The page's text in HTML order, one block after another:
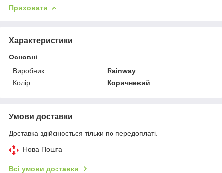
Приховати
Характеристики
Основні
Виробник
Rainway
Колір
Коричневий
Умови доставки
Доставка здійснюється тільки по передоплаті.
Нова Пошта
Всі умови доставки